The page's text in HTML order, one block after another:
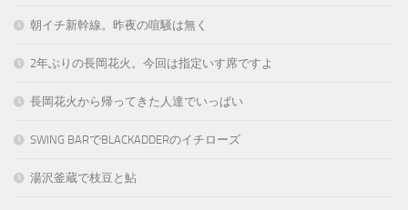
朝イチ新幹線。昨夜の喧騒は無く
2年ぶりの長岡花火。今回は指定いす席ですよ
長岡花火から帰ってきた人達でいっぱい
SWING BARでBLACKADDERのイチローズ
湯沢釜蔵で枝豆と鮎